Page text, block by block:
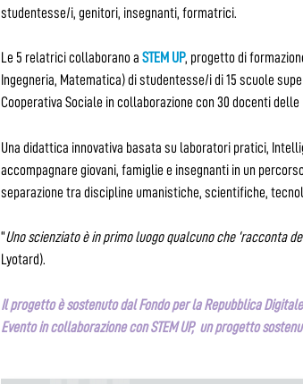
studentesse/i, genitori, insegnanti, formatrici.
Le 5 relatrici collaborano aSTEM UP, progetto di
Ingegneria, Matematica) di studentesse/i di 15 scuole
Cooperativa Sociale in collaborazione con 30 docenti
Una didattica innovativa basata su laboratori pratici,
accompagnare giovani, famiglie e insegnanti in un
separazione tra discipline umanistiche, scientifiche,
“Uno scienziato è in primo luogo qualcuno che ‘racconta
Lyotard).
Il progetto è sostenuto dal Fondo per la Repubblica
Evento in collaborazione con STEM UP, un progetto